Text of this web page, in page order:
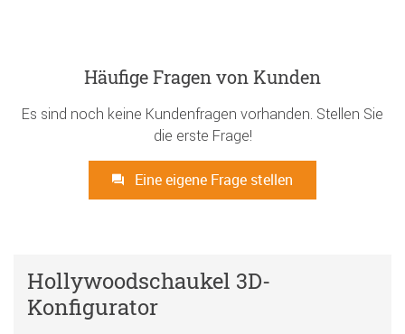
Häufige Fragen von Kunden
Es sind noch keine Kundenfragen vorhanden. Stellen Sie
die erste Frage!
Eine eigene Frage stellen
Hollywoodschaukel 3D-
Konfigurator